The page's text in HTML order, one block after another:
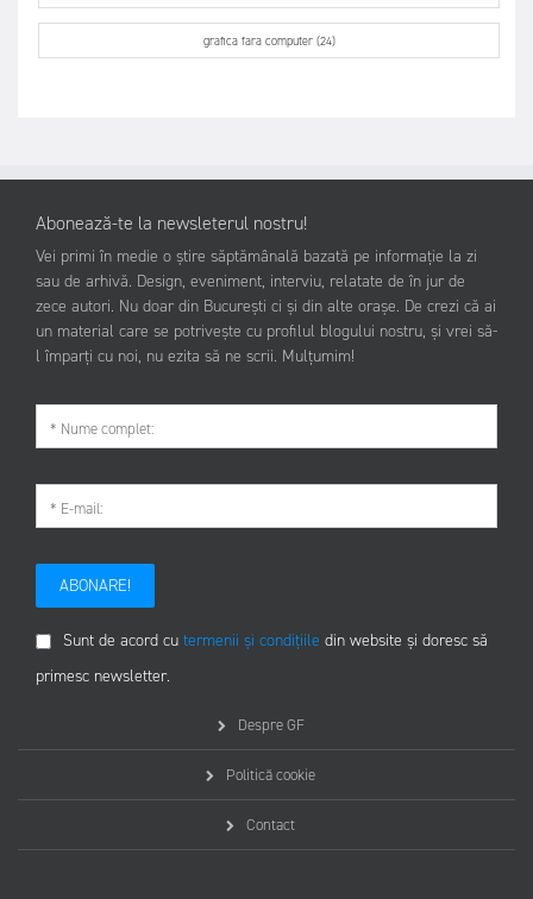
grafica fara computer (24)
Abonează-te la newsleterul nostru!
Vei primi în medie o știre săptămânală bazată pe informație la zi
sau de arhivă. Design, eveniment, interviu, relatate de în jur de
zece autori. Nu doar din București ci și din alte orașe. De crezi că ai
un material care se potrivește cu profilul blogului nostru, și vrei să-
l împarți cu noi, nu ezita să ne scrii. Mulțumim!
ABONARE!
Sunt de acord cu termenii și condițiile din website și doresc să
primesc newsletter.
Despre GF
Politică cookie
Contact